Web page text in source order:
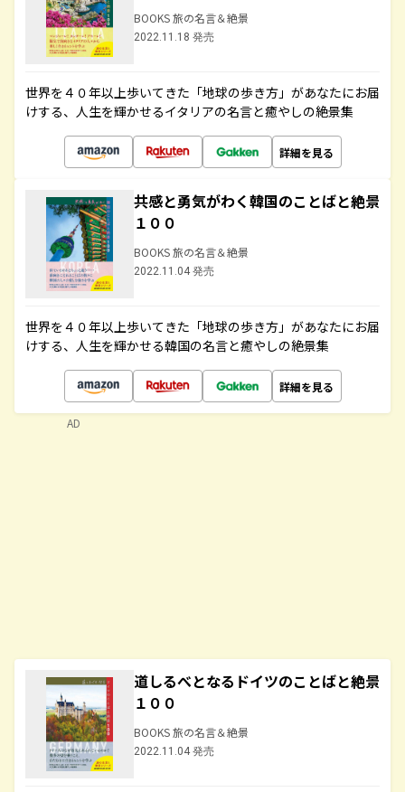
BOOKS 旅の名言＆絶景
2022.11.18 発売
世界を４０年以上歩いてきた「地球の歩き方」があなたにお届
けする、人生を輝かせるイタリアの名言と癒やしの絶景集
詳細を見る
共感と勇気がわく韓国のことばと絶景
１００
BOOKS 旅の名言＆絶景
2022.11.04 発売
世界を４０年以上歩いてきた「地球の歩き方」があなたにお届
けする、人生を輝かせる韓国の名言と癒やしの絶景集
詳細を見る
道しるべとなるドイツのことばと絶景
１００
BOOKS 旅の名言＆絶景
2022.11.04 発売
AD